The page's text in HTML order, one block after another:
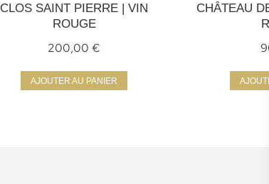
CLOS SAINT PIERRE | VIN
ROUGE
200,00€
AJOUTER AU PANIER
CHÂTEAU